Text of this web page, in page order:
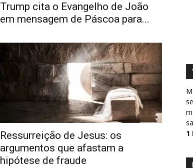
Trump cita o Evangelho de João
em mensagem de Páscoa para...
Ressurreição de Jesus: os
argumentos que afastam a
hipótese de fraude
1